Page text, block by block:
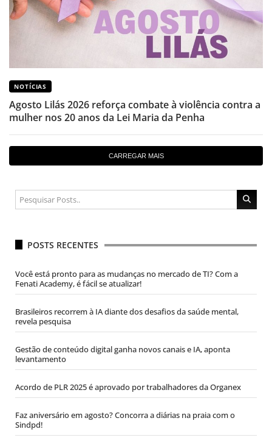
NOTÍCIAS
Agosto Lilás 2026 reforça combate à violência contra a
mulher nos 20 anos da Lei Maria da Penha
CARREGAR MAIS
POSTS RECENTES
Você está pronto para as mudanças no mercado de TI? Com a
Fenati Academy, é fácil se atualizar!
Brasileiros recorrem à IA diante dos desafios da saúde mental,
revela pesquisa
Gestão de conteúdo digital ganha novos canais e IA, aponta
levantamento
Acordo de PLR 2025 é aprovado por trabalhadores da Organex
Faz aniversário em agosto? Concorra a diárias na praia com o
Sindpd!